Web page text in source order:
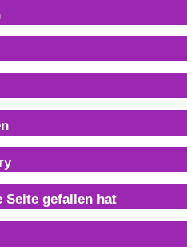
Seite gefallen hat